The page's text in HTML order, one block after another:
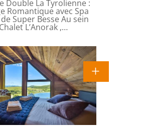
Double La Tyrolienne :
Romantique avec Spa
Super Besse Au sein
L’Anorak ,…